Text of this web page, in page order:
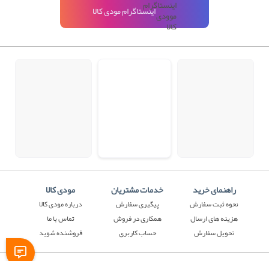
اینستاگرام مودی کالا
راهنمای خرید
نحوه ثبت سفارش
هزینه های ارسال
تحویل سفارش
خدمات مشتریان
پیگیری سفارش
همکاری در فروش
حساب کاربری
مودی کالا
درباره مودی کالا
تماس با ما
فروشنده شوید